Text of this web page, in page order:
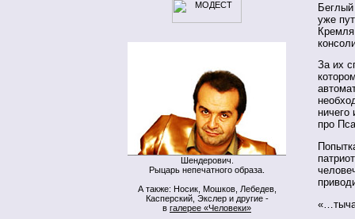
Шендерович.
Рыцарь непечатного образа.
А также: Носик, Мошков, Лебедев,
Касперский, Экслер и другие -
в галерее «Человеки»
уже
За их
про